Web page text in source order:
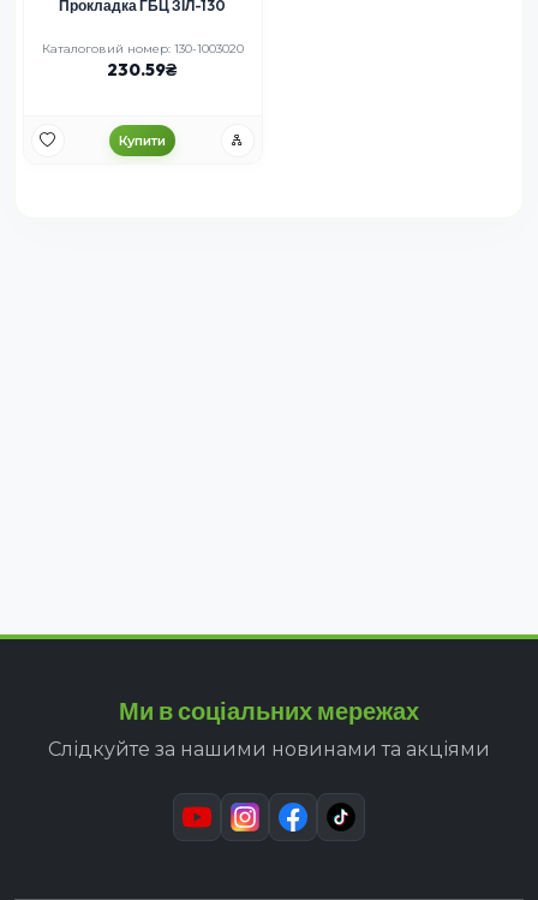
Прокладка ГБЦ ЗІЛ-130
Каталоговий номер: 130-1003020
230.59
Купити
Ми в соціальних мережах
Слідкуйте за нашими новинами та акціями